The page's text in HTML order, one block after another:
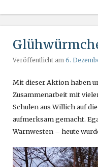
Veröffentlicht am 6.
Mit dieser Aktion haben
Zusammenarbeit mit
Schulen aus Willich auf
aufmerksam gemacht.
Warnwesten – heute